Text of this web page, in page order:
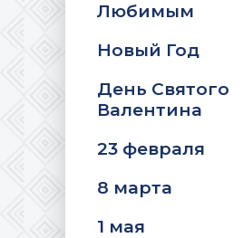
Любимым
Новый Год
День Святого
Валентина
23 февраля
8 марта
1 мая